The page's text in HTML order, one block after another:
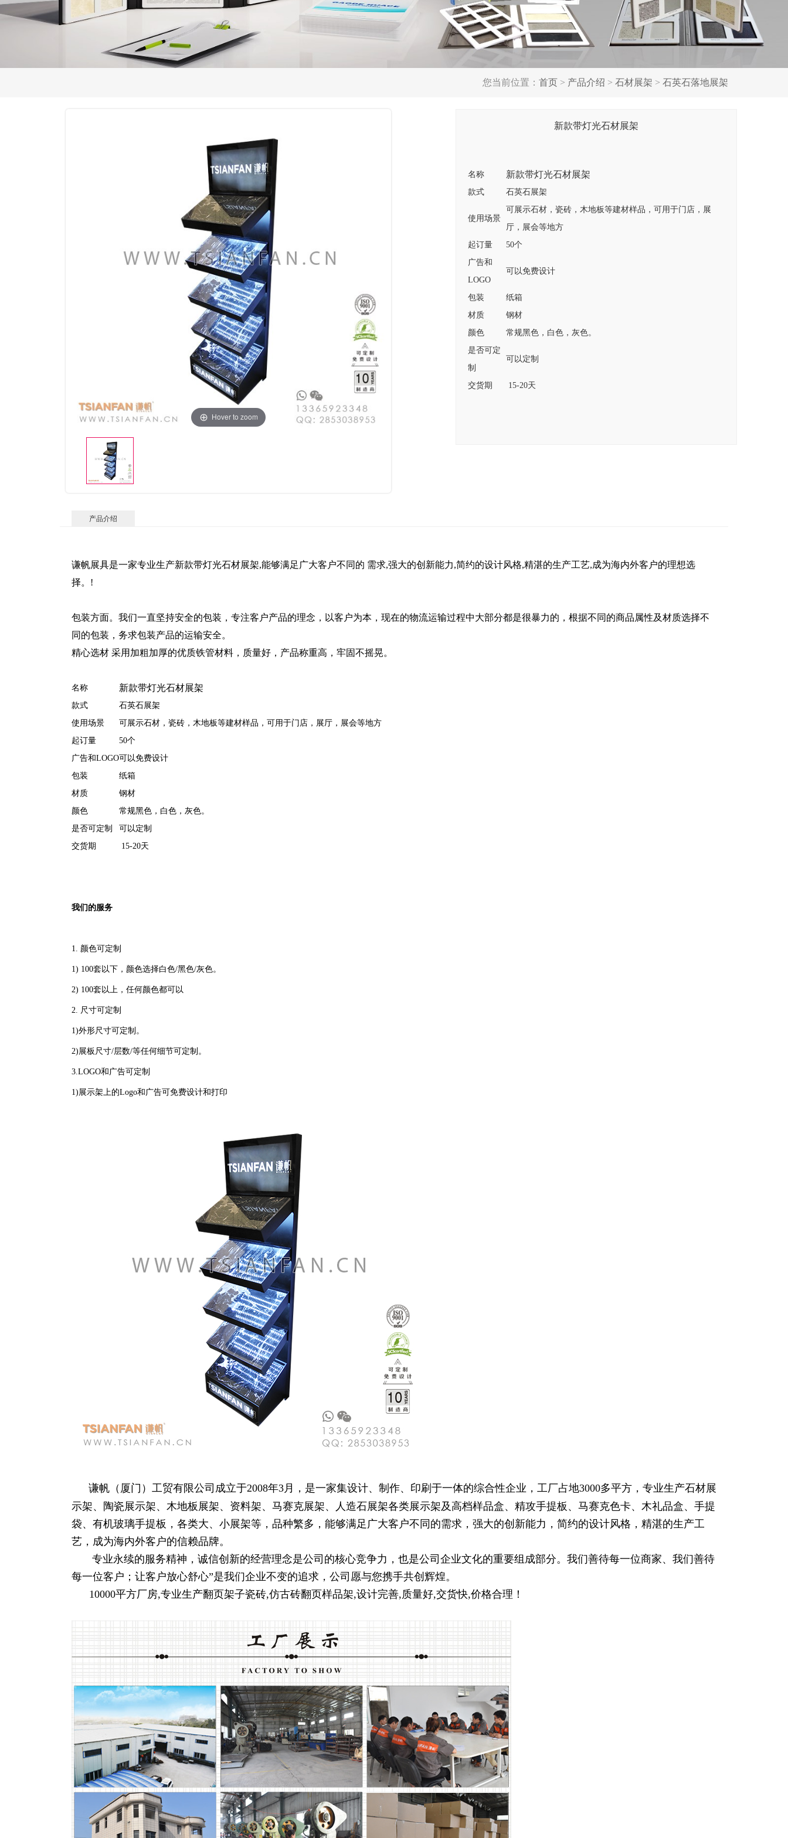
您当前位置： 首页 > 产品介绍 > 石材展架 > 石英石落地展架
Hover to zoom
新款带灯光石材展架
名称 新款带灯光石材展架
款式 石英石展架
使用场景
可展示石材，瓷砖，木地板等建材样品，可用于门店，展
厅，展会等地方
起订量
50个
广告和
LOGO
可以免费设计
包装
纸箱
材质
钢材
颜色
常规黑色，白色，灰色。
是否可定
制
可以定制
交货期 15-20天
产品介绍
谦帆展具是一家专业生产新款带灯光石材展架,能够满足广大客户不同的 需求,强大的创新能力,简约的设计风格,精湛的生产工艺,成为海内外客户的理想选
择。!
包装方面。我们一直坚持安全的包装，专注客户产品的理念，以客户为本，现在的物流运输过程中大部分都是很暴力的，根据不同的商品属性及材质选择不
同的包装，务求包装产品的运输安全。
精心选材 采用加粗加厚的优质铁管材料，质量好，产品称重高，牢固不摇晃。
名称 新款带灯光石材展架
款式
石英石展架
使用场景
可展示石材，瓷砖，木地板等建材样品，可用于门店，展厅，展会等地方
起订量
50个
广告和LOGO可以免费设计
包装
纸箱
材质
钢材
颜色
常规黑色，白色，灰色。
是否可定制
可以定制
交货期
15-20天
我们的服务
1. 颜色可定制
1) 100套以下，颜色选择白色/黑色/灰色。
2) 100套以上，任何颜色都可以
2. 尺寸可定制
1)外形尺寸可定制。
2)展板尺寸/层数/等任何细节可定制。
3.LOGO和广告可定制
1)展示架上的Logo和广告可免费设计和打印
谦帆（厦门）工贸有限公司成立于2008年3月，是一家集设计、制作、印刷于一体的综合性企业，工厂占地3000多平方，专业生产石材展
示架、陶瓷展示架、木地板展架、资料架、马赛克展架、人造石展架各类展示架及高档样品盒、精攻手提板、马赛克色卡、木礼品盒、手提
袋、有机玻璃手提板，各类大、小展架等，品种繁多，能够满足广大客户不同的需求，强大的创新能力，简约的设计风格，精湛的生产工
艺，成为海内外客户的信赖品牌。
专业永续的服务精神，诚信创新的经营理念是公司的核心竞争力，也是公司企业文化的重要组成部分。我们善待每一位商家、我们善待
每一位客户；让客户放心舒心”是我们企业不变的追求，公司愿与您携手共创辉煌。
10000平方厂房,专业生产翻页架子瓷砖,仿古砖翻页样品架,设计完善,质量好,交货快,价格合理！